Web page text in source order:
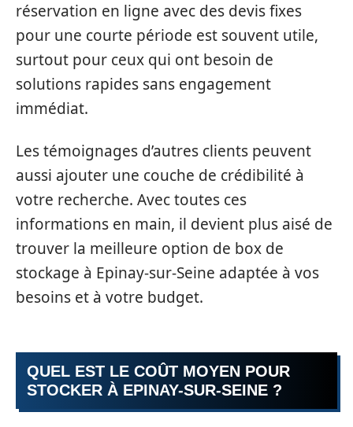
réservation en ligne avec des devis fixes
pour une courte période est souvent utile,
surtout pour ceux qui ont besoin de
solutions rapides sans engagement
immédiat.
Les témoignages d’autres clients peuvent
aussi ajouter une couche de crédibilité à
votre recherche. Avec toutes ces
informations en main, il devient plus aisé de
trouver la meilleure option de box de
stockage à Epinay-sur-Seine adaptée à vos
besoins et à votre budget.
QUEL EST LE COÛT MOYEN POUR
STOCKER À EPINAY-SUR-SEINE ?